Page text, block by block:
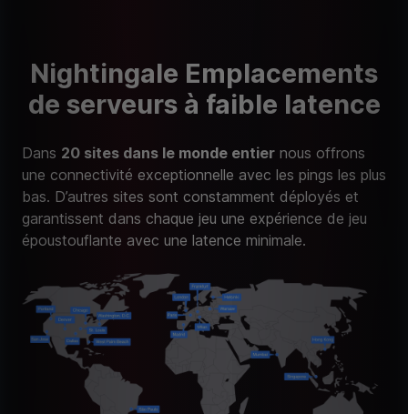
Nightingale Emplacements
de serveurs à faible latence
Dans 20 sites dans le monde entier nous offrons
une connectivité exceptionnelle avec les pings les plus
bas. D’autres sites sont constamment déployés et
garantissent dans chaque jeu une expérience de jeu
époustouflante avec une latence minimale.